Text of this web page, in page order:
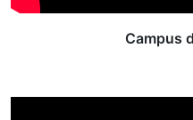
Campus